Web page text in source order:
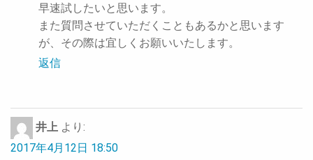
早速試したいと思います。
また質問させていただくこともあるかと思います
が、その際は宜しくお願いいたします。
返信
井上 より:
2017年4月12日 18:50